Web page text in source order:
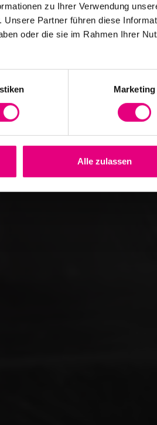
zu Ihrer Verwendung
Partner führen diese
oder die sie im Rahmen Ihrer
Marketing
Alle zulassen